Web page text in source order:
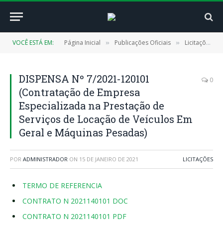
VOCÊ ESTÁ EM: Página Inicial » Publicações Oficiais » Licitações
DISPENSA Nº 7/2021-120101
(Contratação de Empresa
Especializada na Prestação de
Serviços de Locação de Veículos Em
Geral e Máquinas Pesadas)
0
POR ADMINISTRADOR ON 15 DE JANEIRO DE 2021 LICITAÇÕES
TERMO DE REFERENCIA
CONTRATO N 2021140101 DOC
CONTRATO N 2021140101 PDF